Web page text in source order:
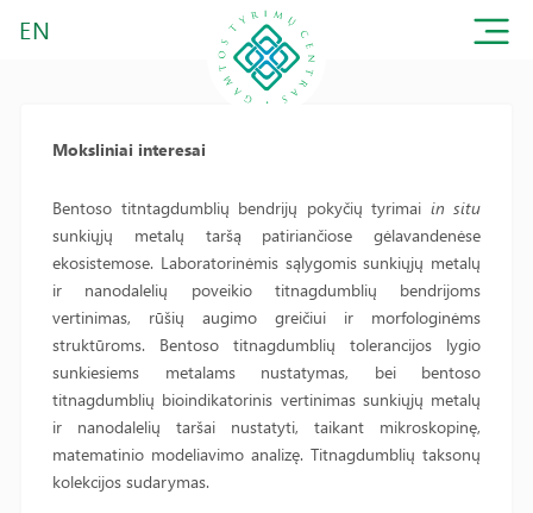
EN
Moksliniai interesai
Bentoso titntagdumblių bendrijų pokyčių tyrimai in situ
sunkiųjų metalų taršą patiriančiose gėlavandenėse
ekosistemose. Laboratorinėmis sąlygomis sunkiųjų metalų
ir nanodalelių poveikio titnagdumblių bendrijoms
vertinimas, rūšių augimo greičiui ir morfologinėms
struktūroms. Bentoso titnagdumblių tolerancijos lygio
sunkiesiems metalams nustatymas, bei bentoso
titnagdumblių bioindikatorinis vertinimas sunkiųjų metalų
ir nanodalelių taršai nustatyti, taikant mikroskopinę,
matematinio modeliavimo analizę. Titnagdumblių taksonų
kolekcijos sudarymas.